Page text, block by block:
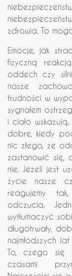
zdrowia. To
Emocje, jak
fizyczną
oddech czy
nasze
trudności w
sygnałem
i ciało
dobre, kiedy
nic złego, że
zastanowić się,
nie. Jeżeli jest
życie nasze
reagujemy
odczucia.
wytłumaczyć
długotrwały,
najmłodszych
To, czego się
czasami